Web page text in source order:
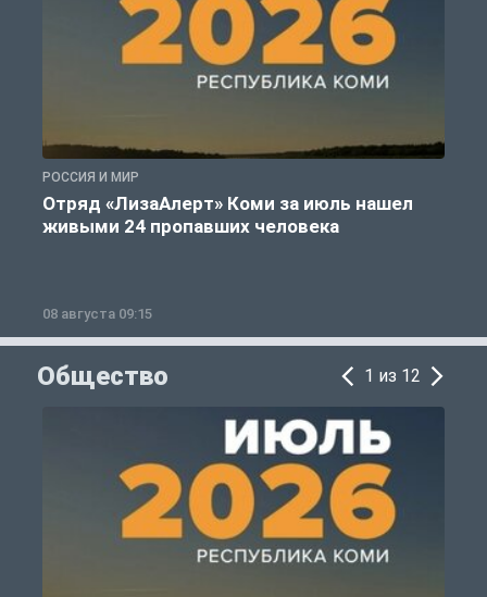
РОССИЯ И МИР
Отряд «ЛизаАлерт» Коми за июль нашел
живыми 24 пропавших человека
08 августа 09:15
Общество 1 из 12